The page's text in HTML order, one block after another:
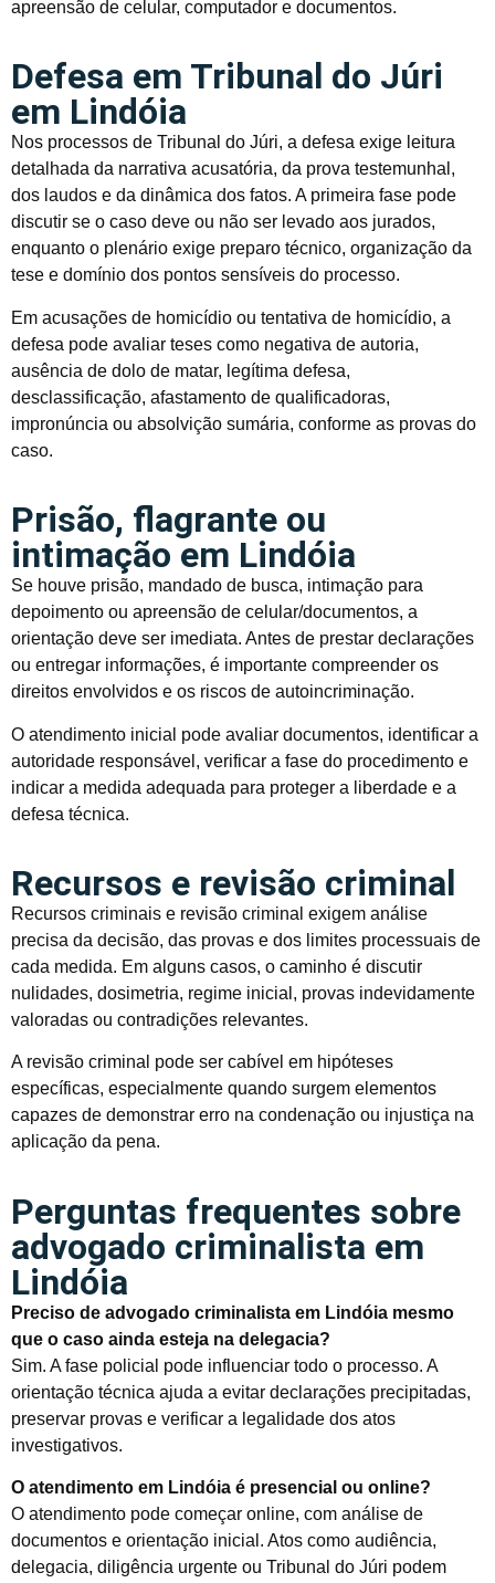
apreensão de celular, computador e documentos.
Defesa em Tribunal do Júri
em Lindóia
Nos processos de Tribunal do Júri, a defesa exige leitura
detalhada da narrativa acusatória, da prova testemunhal,
dos laudos e da dinâmica dos fatos. A primeira fase pode
discutir se o caso deve ou não ser levado aos jurados,
enquanto o plenário exige preparo técnico, organização da
tese e domínio dos pontos sensíveis do processo.
Em acusações de homicídio ou tentativa de homicídio, a
defesa pode avaliar teses como negativa de autoria,
ausência de dolo de matar, legítima defesa,
desclassificação, afastamento de qualificadoras,
impronúncia ou absolvição sumária, conforme as provas do
caso.
Prisão, flagrante ou
intimação em Lindóia
Se houve prisão, mandado de busca, intimação para
depoimento ou apreensão de celular/documentos, a
orientação deve ser imediata. Antes de prestar declarações
ou entregar informações, é importante compreender os
direitos envolvidos e os riscos de autoincriminação.
O atendimento inicial pode avaliar documentos, identificar a
autoridade responsável, verificar a fase do procedimento e
indicar a medida adequada para proteger a liberdade e a
defesa técnica.
Recursos e revisão criminal
Recursos criminais e revisão criminal exigem análise
precisa da decisão, das provas e dos limites processuais de
cada medida. Em alguns casos, o caminho é discutir
nulidades, dosimetria, regime inicial, provas indevidamente
valoradas ou contradições relevantes.
A revisão criminal pode ser cabível em hipóteses
específicas, especialmente quando surgem elementos
capazes de demonstrar erro na condenação ou injustiça na
aplicação da pena.
Perguntas frequentes sobre
advogado criminalista em
Lindóia
Preciso de advogado criminalista em Lindóia mesmo
que o caso ainda esteja na delegacia?
Sim. A fase policial pode influenciar todo o processo. A
orientação técnica ajuda a evitar declarações precipitadas,
preservar provas e verificar a legalidade dos atos
investigativos.
O atendimento em Lindóia é presencial ou online?
O atendimento pode começar online, com análise de
documentos e orientação inicial. Atos como audiência,
delegacia, diligência urgente ou Tribunal do Júri podem